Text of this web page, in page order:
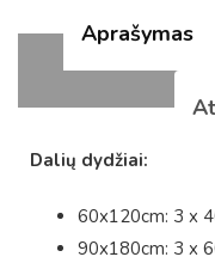
Aprašymas
Dalių dydžiai:
60x120cm: 3 x
90x180cm: 3 x